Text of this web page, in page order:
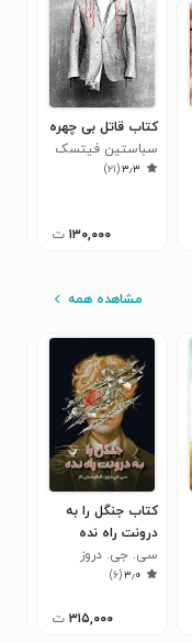
کتاب قاتل بی چهره
سباستین فیتسک
۳٫۳(۲۱)
۱۳۰,۰۰۰ ت
مشاهده همه
کتاب جنگل را به
درونت راه نده
سی. جی. دروز
۳٫۰(۶)
۳۱۵,۰۰۰ ت